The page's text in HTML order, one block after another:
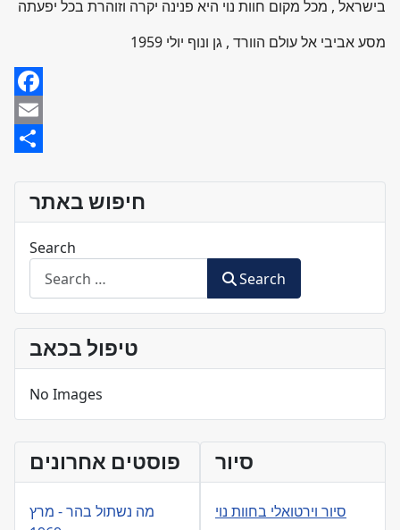
בישראל , מכל מקום חוות נוי היא פנינה יקרה וזוהרת בכל יפעתה
מסע אביבי אל עולם הוורד , גן ונוף יולי 1959
Facebook
Email
חיפוש באתר
Search
Search
טיפול בכאב
No Images
פוסטים אחרונים
מה נשתול בהר - מרץ
סיור
סיור וירטואלי בחוות נוי